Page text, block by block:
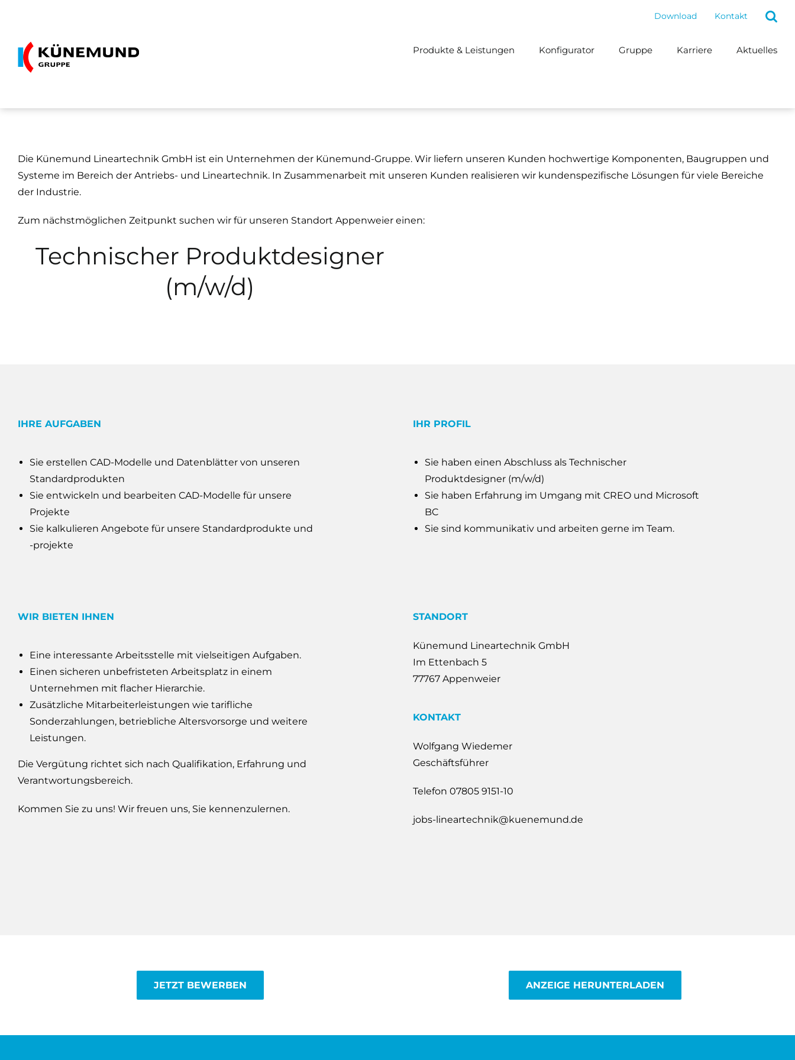
springen
Download Kontakt
Produkte & Leistungen Konfigurator Gruppe Karriere Aktuelles
Die Künemund Lineartechnik GmbH ist ein Unternehmen der Künemund-Gruppe. Wir liefern unseren Kunden hochwertige Komponenten, Baugruppen und
Systeme im Bereich der Antriebs- und Lineartechnik. In Zusammenarbeit mit unseren Kunden realisieren wir kundenspezifische Lösungen für viele Bereiche
der Industrie.
Zum nächstmöglichen Zeitpunkt suchen wir für unseren Standort Appenweier einen:
Technischer Produktdesigner
(m/w/d)
IHRE AUFGABEN
Sie erstellen CAD-Modelle und Datenblätter von unseren
Standardprodukten
Sie entwickeln und bearbeiten CAD-Modelle für unsere
Projekte
Sie kalkulieren Angebote für unsere Standardprodukte und
-projekte
IHR PROFIL
Sie haben einen Abschluss als Technischer
Produktdesigner (m/w/d)
Sie haben Erfahrung im Umgang mit CREO und Microsoft
BC
Sie sind kommunikativ und arbeiten gerne im Team.
WIR BIETEN IHNEN
Eine interessante Arbeitsstelle mit vielseitigen Aufgaben.
Einen sicheren unbefristeten Arbeitsplatz in einem
Unternehmen mit flacher Hierarchie.
Zusätzliche Mitarbeiterleistungen wie tarifliche
Sonderzahlungen, betriebliche Altersvorsorge und weitere
Leistungen.
Die Vergütung richtet sich nach Qualifikation, Erfahrung und
Verantwortungsbereich.
Kommen Sie zu uns! Wir freuen uns, Sie kennenzulernen.
STANDORT
Künemund Lineartechnik GmbH
Im Ettenbach 5
77767 Appenweier
KONTAKT
Wolfgang Wiedemer
Geschäftsführer
Telefon 07805 9151-10
jobs-lineartechnik@kuenemund.de
JETZT BEWERBEN ANZEIGE HERUNTERLADEN